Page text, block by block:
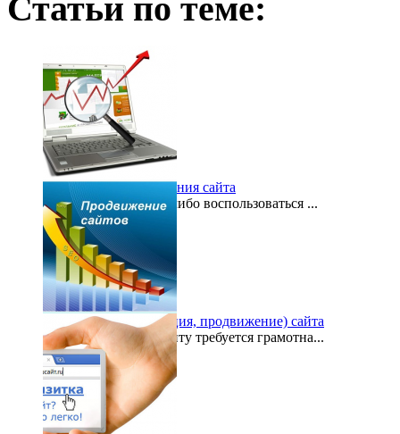
Статьи по теме:
Бесплатное продвижения сайта
Можете ли вы когда-либо воспользоваться ...
2016-06-09
Раскрутка (оптимизация, продвижение) сайта
Любому интернет-сайту требуется грамотна...
2016-02-29